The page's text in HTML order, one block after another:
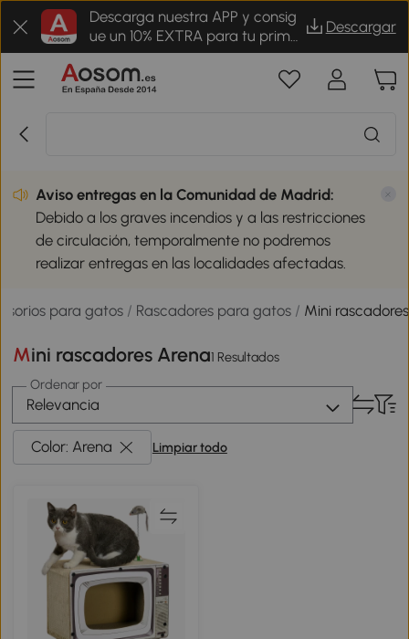
Descarga nuestra APP y consig
ue un 10% EXTRA para tu prime
r pedido
Descargar
Aviso entregas en la Comunidad de Madrid:
Debido a los graves incendios y a las restricciones
de circulación, temporalmente no podremos
realizar entregas en las localidades afectadas.
para gatos / Rascadores para gatos / Mini rascadores
Mini rascadores Arena1 Resultados
Ordenar por
Relevancia
Color: Arena Limpiar todo